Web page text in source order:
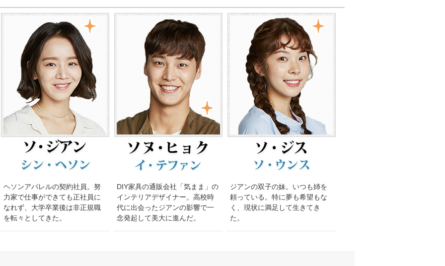
ヘソンアパレルの契約社員。努
力家で仕事ができても正社員に
なれず、大学卒業後は非正規職
を転々としてきた。
DIY家具の通販会社「気まま」の
インテリアデザイナー。高校時
代に出会ったジアンの影響で一
念発起して美大に進んだ。
ジアンの双子の妹。いつも姉を
頼っている。特に夢も希望もな
く、現状に満足して生きてき
た。